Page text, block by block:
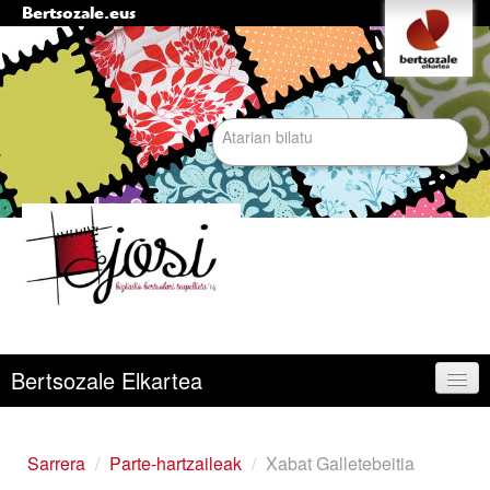
Bertsozale.eus
Edukira
salto
nabigazioara
Tresna
pertsonalak
Bilatu atarian
Bilaketa
aurreratua…
Bertsozale Elkartea
Sarrera / Parte-hartzaileak / Xabat Galletebeitia